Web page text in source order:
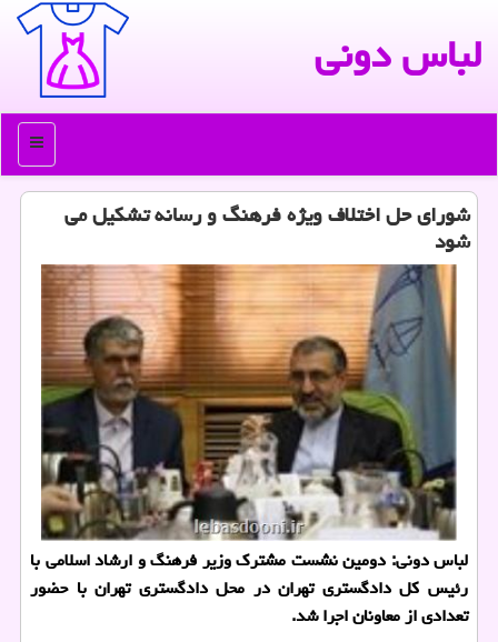
لباس دونی
منو
شورای حل اختلاف ویژه فرهنگ و رسانه تشكیل می
شود
لباس دونی: دومین نشست مشترك وزیر فرهنگ و ارشاد اسلامی با
رئیس كل دادگستری تهران در محل دادگستری تهران با حضور
تعدادی از معاونان اجرا شد.